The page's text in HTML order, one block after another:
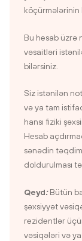
köçürmələrinin
Bu hesab üzrə
vəsaitləri
bilərsiniz.
Siz istənilən
və ya tam
hansı fiziki
Hesab
sənədin
doldurulması
Qeyd:Bütün
şəxsiyyət
rezidentlər
vəsiqələri və